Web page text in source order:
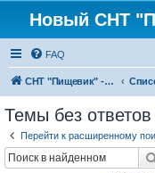
Новый СНТ
FAQ
СНТ "Пищевик" - возвращение на Главную страницу
Темы без ответов
Перейти к расширенному